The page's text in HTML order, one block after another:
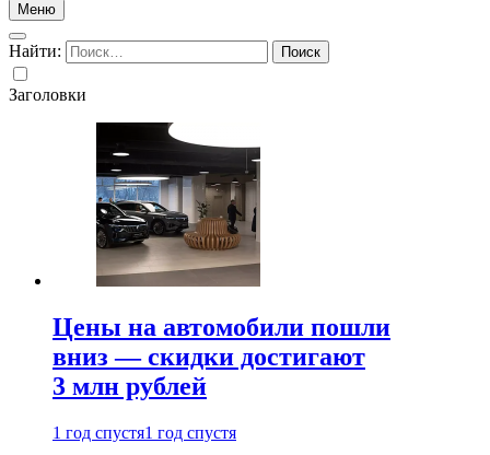
Меню
Найти:
Заголовки
Цены на автомобили пошли
вниз — скидки достигают
3 млн рублей
1 год спустя1 год спустя